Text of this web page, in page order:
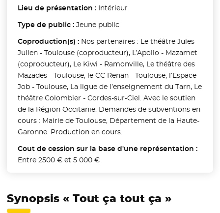
Lieu de présentation : Intérieur
Type de public : Jeune public
Coproduction(s) : Nos partenaires : Le théâtre Jules
Julien - Toulouse (coproducteur), L’Apollo - Mazamet
(coproducteur), Le Kiwi - Ramonville, Le théâtre des
Mazades - Toulouse, le CC Renan - Toulouse, l’Espace
Job - Toulouse, La ligue de l’enseignement du Tarn, Le
théâtre Colombier - Cordes-sur-Ciel. Avec le soutien
de la Région Occitanie. Demandes de subventions en
cours : Mairie de Toulouse, Département de la Haute-
Garonne. Production en cours.
Cout de cession sur la base d'une représentation :
Entre 2500 € et 5 000 €
Synopsis « Tout ça tout ça »